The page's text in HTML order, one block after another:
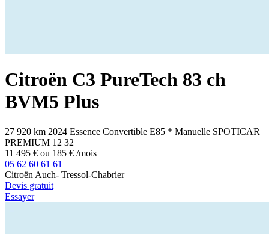
Citroën C3 PureTech 83 ch
BVM5 Plus
27 920 km 2024 Essence Convertible E85 * Manuelle SPOTICAR
PREMIUM 12 32
11 495 € ou 185 € /mois
05 62 60 61 61
Citroën Auch- Tressol-Chabrier
Devis gratuit
Essayer